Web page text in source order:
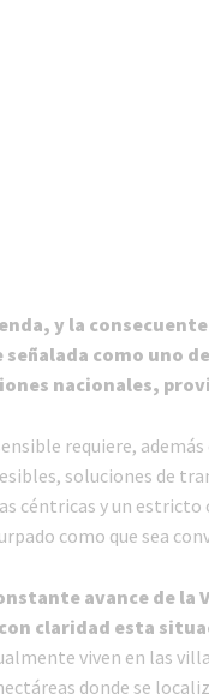
y la
como uno
nacionales,
requiere,
soluciones de
céntricas y un
como que sea
avance de
claridad esta
viven en las
donde se